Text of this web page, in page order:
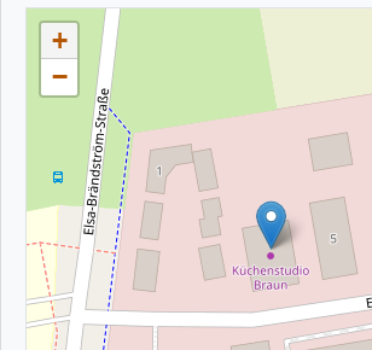
+
−